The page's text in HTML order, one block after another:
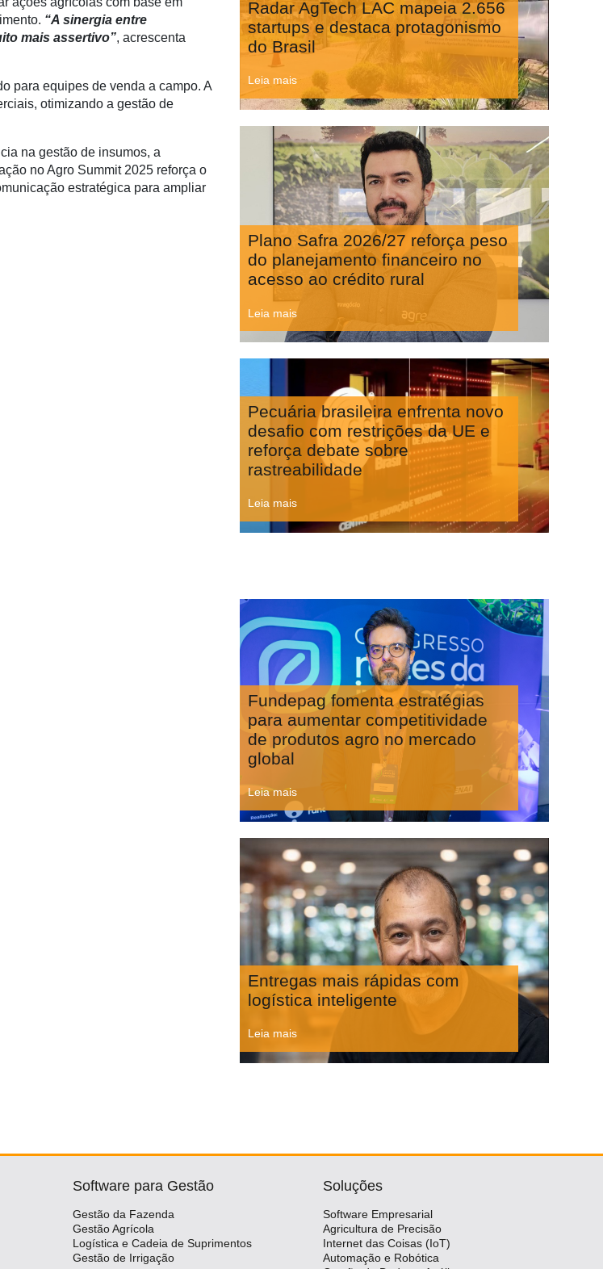
“A sinergia entre
mais assertivo”, acrescenta
para equipes de venda a campo. A
otimizando a gestão de
na gestão de insumos, a
no Agro Summit 2025 reforça o
estratégica para ampliar
Radar AgTech LAC mapeia 2.656
startups e destaca protagonismo
do Brasil
Leia mais
Plano Safra 2026/27 reforça peso
do planejamento financeiro no
acesso ao crédito rural
Leia mais
Pecuária brasileira enfrenta novo
desafio com restrições da UE e
reforça debate sobre
rastreabilidade
Leia mais
Fundepag fomenta estratégias
para aumentar competitividade
de produtos agro no mercado
global
Leia mais
Entregas mais rápidas com
logística inteligente
Leia mais
Software para Gestão
Gestão da Fazenda
Gestão Agrícola
Logística e Cadeia de Suprimentos
Gestão de Irrigação
Soluções
Software Empresarial
Agricultura de Precisão
Internet das Coisas (IoT)
Automação e Robótica